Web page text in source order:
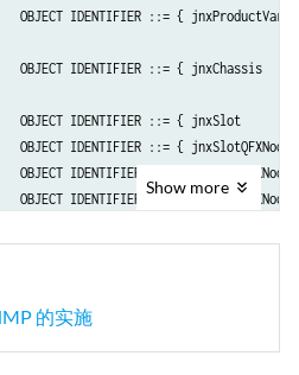
OBJECT IDENTIFIER ::= {
OBJECT IDENTIFIER ::= { jnxChassis
OBJECT IDENTIFIER ::= { jnxSlot
OBJECT IDENTIFIER ::= { jnxSlotQFXNode
OBJECT IDENTIFIER ::= { jnxSlotQFXNode
OBJECT IDENTIFIER ::= { jnxSlotQFXNode
OBJECT IDENTIFIER ::= { jnxSlotQFXNode
Show more
的实施